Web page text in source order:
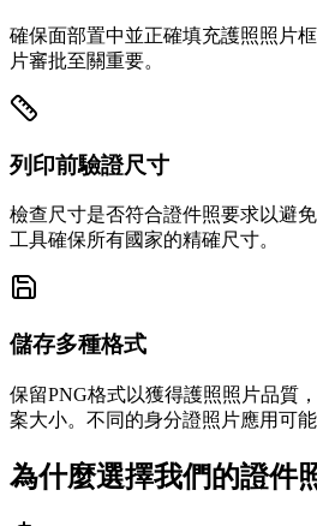
確保面部置中並正確填充護照照片
片審批至關重要。
列印前驗證尺寸
檢查尺寸是否符合證件照要求以避
工具確保所有國家的精確尺寸。
儲存多種格式
保留PNG格式以獲得護照照片品質
案大小。不同的身分證照片應用可能
為什麼選擇我們的證件